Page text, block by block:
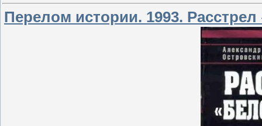
Перелом истории. 1993.